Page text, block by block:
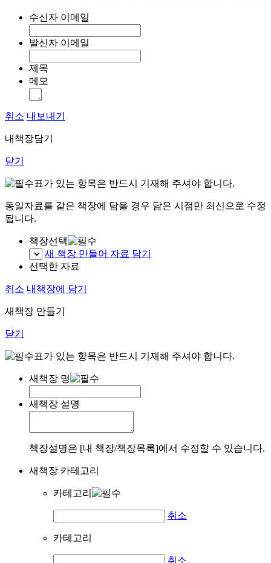
수신자 이메일
발신자 이메일
제목
메모
취소 내보내기
내책장담기
닫기
표가 있는 항목은 반드시 기재해 주셔야 합니다.
동일자료를 같은 책장에 담을 경우 담은 시점만 최신으로 수정
됩니다.
책장선택
새 책장 만들어 자료 담기
선택한 자료
취소 내책장에 담기
새책장 만들기
닫기
표가 있는 항목은 반드시 기재해 주셔야 합니다.
새책장 명
새책장 설명
책장설명은 [내 책장/책장목록]에서 수정할 수 있습니다.
새책장 카테고리
카테고리
취소
카테고리
취소